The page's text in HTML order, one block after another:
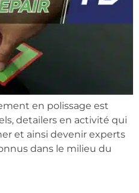
en polissage est
detailers en activité qui
et ainsi devenir experts
dans le milieu du